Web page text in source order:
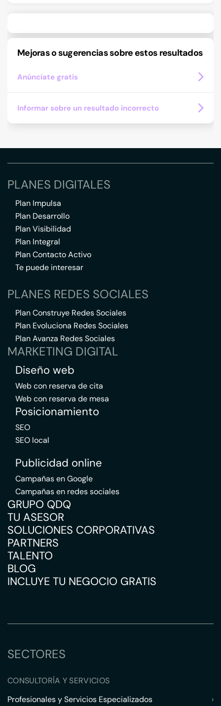
Mejoras o sugerencias sobre estos resultados
Anúnciate gratis
Informar sobre un resultado incorrecto
PLANES DIGITALES
Plan Impulsa
Plan Desarrollo
Plan Visibilidad
Plan Integral
Plan Contacto Activo
Te puede interesar
PLANES REDES SOCIALES
Plan Construye Redes Sociales
Plan Evoluciona Redes Sociales
Plan Avanza Redes Sociales
MARKETING DIGITAL
Diseño web
Web con reserva de cita
Web con reserva de mesa
Posicionamiento
SEO
SEO local
Publicidad online
Campañas en Google
Campañas en redes sociales
GRUPO QDQ
TU ASESOR
SOLUCIONES CORPORATIVAS
PARTNERS
TALENTO
BLOG
INCLUYE TU NEGOCIO GRATIS
SECTORES
CONSULTORÍA Y SERVICIOS
Profesionales y Servicios Especializados
›